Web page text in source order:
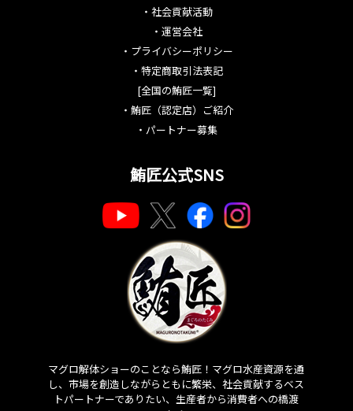
・ 社会貢献活動
・ 運営会社
・ プライバシーポリシー
・ 特定商取引法表記
[全国の鮪匠一覧]
・ 鮪匠（認定店）ご紹介
・ パートナー募集
鮪匠公式SNS
マグロ解体ショーのことなら鮪匠！マグロ水産資源を通
し、市場を創造しながらともに繁栄、社会貢献するベス
トパートナーでありたい、生産者から消費者への橋渡